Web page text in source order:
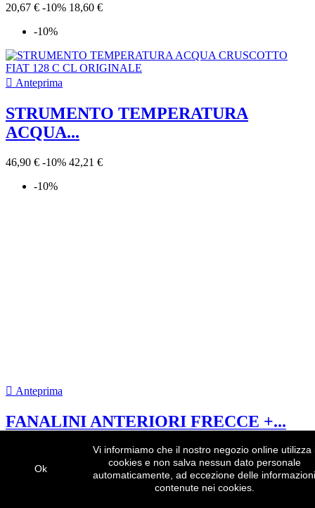
20,67 € -10% 18,60 €
-10%
 Anteprima
STRUMENTO TEMPERATURA
ACQUA...
46,90 € -10% 42,21 €
-10%
Ok
Vi informiamo che il nostro negozio online utilizza
cookies e non salva nessun dato personale
automaticamente, ad eccezione delle informazioni
contenute nei cookies.